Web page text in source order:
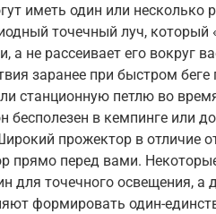
иметь один или
точечный луч, который
а не рассеивает его вокруг
заранее при быстром
станционную петлю во
бесполезен в кемпинге или
прожектор в отличие
прямо перед вами.
для точечного освещения, а
формировать один-